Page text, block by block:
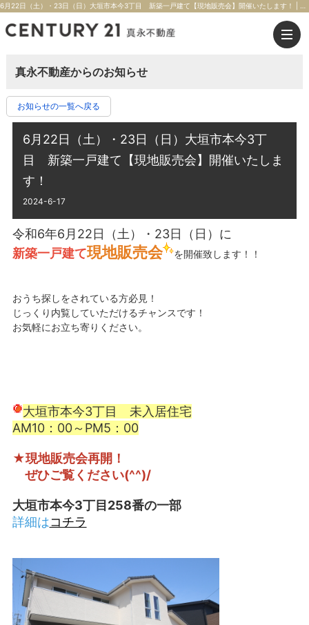
真永不動産からのお知らせ
お知らせの一覧へ戻る
6月22日（土）・23日（日）大垣市本今3丁
目 新築一戸建て【現地販売会】開催いたしま
す！
2024-6-17
令和6年6月22日（土）・23日（日）に
新築一戸建て現地販売会 を開催致します！！
おうち探しをされている方必見！
じっくり内覧していただけるチャンスです！
お気軽にお立ち寄りください。
大垣市本今3丁目 未入居住宅
AM10：00～PM5：00
★現地販売会再開！
ぜひご覧ください(^^)/
大垣市本今3丁目258番の一部
詳細はコチラ